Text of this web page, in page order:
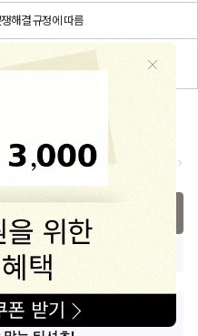
해결 규정에 따름